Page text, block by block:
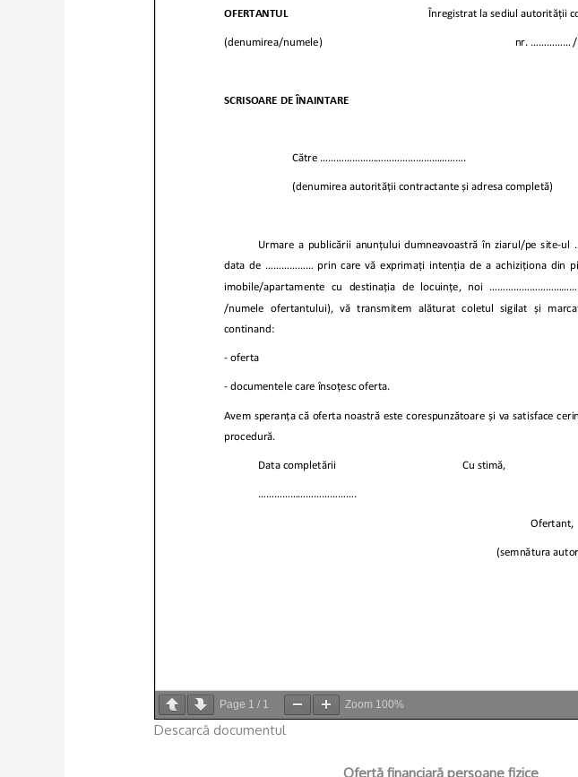
Page 1 / 1 Zoom 100%
Descarcă documentul
Ofertă financiară persoane fizice